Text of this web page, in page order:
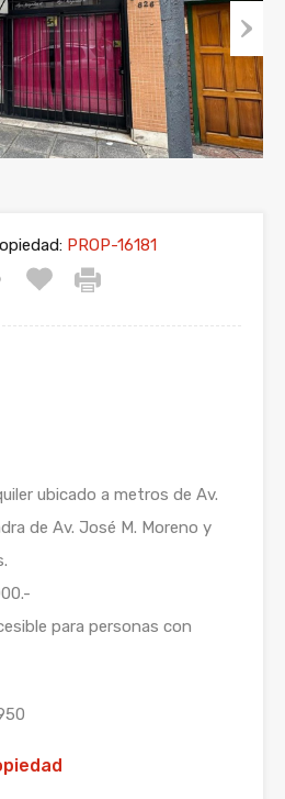
Next
PROP-16181
ubicado a metros de Av.
de Av. José M. Moreno y
para personas con